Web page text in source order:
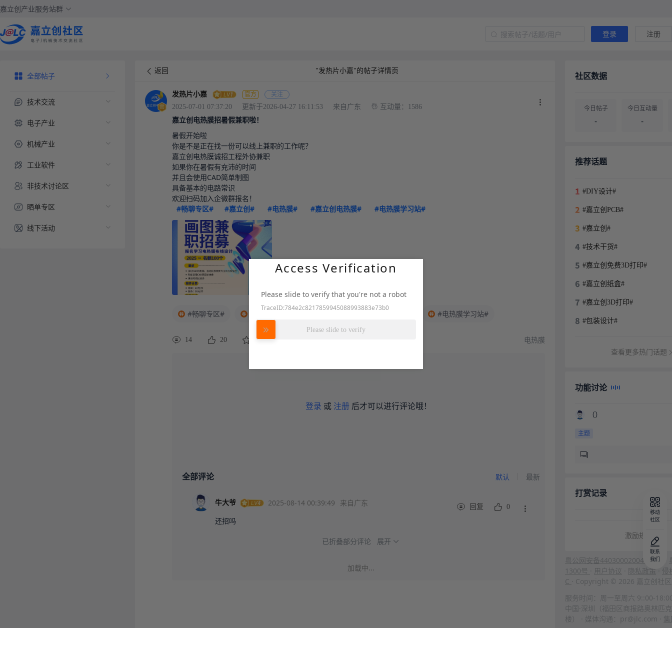
嘉立创产业服务站群
登录 注册
全部帖子
技术交流
电子产业
机械产业
工业软件
非技术讨论区
晒单专区
线下活动
返回 "发热片小嘉"的帖子详情页
发热片小嘉 官方 关注
2025-07-01 07:37:20 更新于2026-04-27 16:11:53 来自广东 互动量：1586
嘉立创电热膜招暑假兼职啦！
暑假开始啦
你是不是正在找一份可以线上兼职的工作呢？
嘉立创电热膜诚招工程外协兼职
如果你在暑假有充沛的时间
并且会使用CAD简单制图
具备基本的电路常识
欢迎扫码加入企微群报名！
#畅聊专区#
#嘉立创# #电热膜# #嘉立创电热膜# #电热膜学习站#
#畅聊专区# #电热膜学习站#
14 20 2 电热膜
登录 或 注册 后才可以进行评论哦！
全部评论 默认 最新
牛大爷 2025-08-14 00:39:49 来自广东 回复 0
已折叠部分评论 展开
加载中...
社区数据
今日帖子
-
今日互动量
-
-
推荐话题
#DIY设计#
#嘉立创PCB#
#嘉立创#
#技术干货#
#嘉立创免费3D打印#
#嘉立创纸盒#
#嘉立创3D打印#
#包装设计#
查看更多热门话题
功能讨论
（）
主题
打赏记录
激励规则
粤公网安备44030002004666号
1300号
用户协议 隐私政策 · 侵
C
· Copyright © 2026 嘉立创社
服务时间：周一至周六 9::00-
中国·深圳（福田区商报路奥林匹
楼） · 媒体沟通：pr@jlc.com ·
移动
社区
联系
我们
Access Verification
Please slide to verify that you're not a robot
TraceID:784e2c8217859945088993883e73b0
Please slide to verify